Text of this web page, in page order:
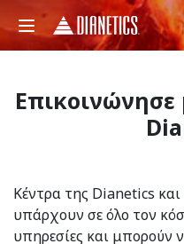
Επικοινώνησε
Κέντρα της Dianetics
υπάρχουν σε όλο τον
υπηρεσίες και μπορούν